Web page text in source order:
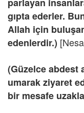
gıpta ederler.
Allah için
edenlerdir.)
(Güzelce abdest
umarak ziyaret
bir mesafe